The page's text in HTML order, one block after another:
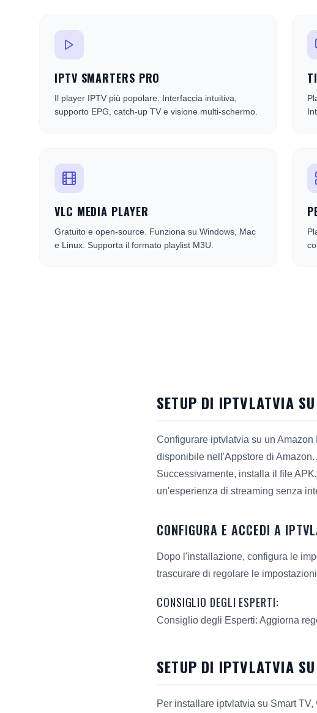
IPTV SMARTERS PRO
Il player IPTV più popolare. Interfaccia intuitiva,
supporto EPG, catch-up TV e visione multi-schermo.
VLC MEDIA PLAYER
Gratuito e open-source. Funziona su Windows, Mac
e Linux. Supporta il formato playlist M3U.
SETUP DI IPTVLATVIA
Configurare iptvlatvia su un
disponibile nell'Appstore di
Successivamente, installa il file
un'esperienza di streaming senza
CONFIGURA E ACCEDI A
Dopo l'installazione, configura le
trascurare di regolare le
CONSIGLIO DEGLI ESPERTI:
Consiglio degli Esperti: Aggiorna
SETUP DI IPTVLATVIA
Per installare iptvlatvia su Smart